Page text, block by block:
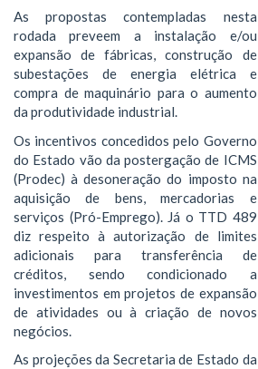
As propostas contempladas nesta
rodada preveem a instalação e/ou
expansão de fábricas, construção de
subestações de energia elétrica e
compra de maquinário para o aumento
da produtividade industrial.
Os incentivos concedidos pelo Governo
do Estado vão da postergação de ICMS
(Prodec) à desoneração do imposto na
aquisição de bens, mercadorias e
serviços (Pró-Emprego). Já o TTD 489
diz respeito à autorização de limites
adicionais para transferência de
créditos, sendo condicionado a
investimentos em projetos de expansão
de atividades ou à criação de novos
negócios.
As projeções da Secretaria de Estado da